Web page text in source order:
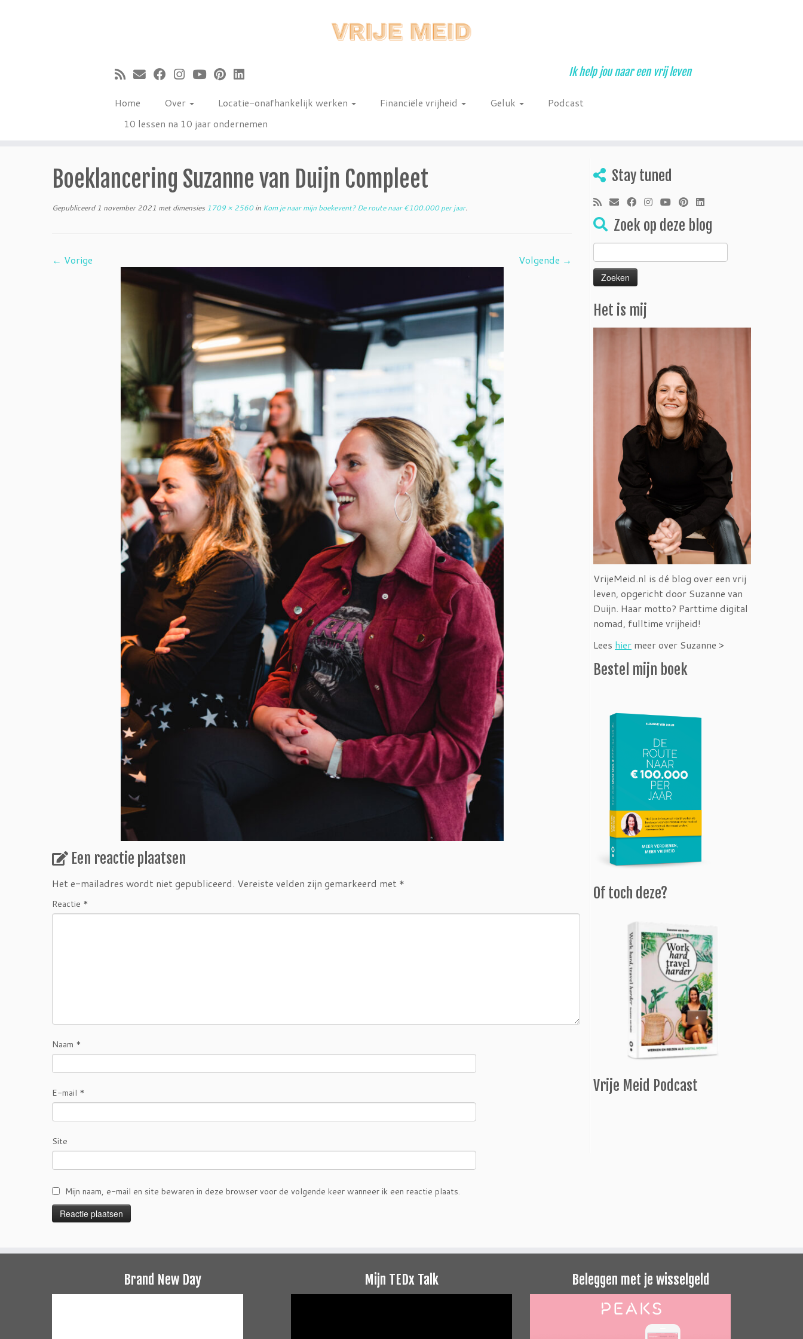
Ik help jou naar een vrij leven
Home Over Locatie-onafhankelijk werken Financiële vrijheid Geluk
Podcast
10 lessen na 10 jaar ondernemen
Boeklancering Suzanne van Duijn Compleet
Gepubliceerd 1 november 2021 met dimensies 1709 × 2560in Kom je naar mijn boekevent? De route naar €100.000 per jaar.
← Vorige Volgende →
Een reactie plaatsen
Het e-mailadres wordt niet gepubliceerd. Vereiste velden zijn gemarkeerd met *
Reactie *
Naam *
E-mail *
Site
Mijn naam, e-mail en site bewaren in deze browser voor de volgende keer wanneer ik een reactie plaats.
Stay tuned
Zoek op deze blog
Zoeken
naar:
Het is mij
VrijeMeid.nl is dé blog over een vrij
leven, opgericht door Suzanne van
Duijn. Haar motto? Parttime digital
nomad, fulltime vrijheid!
Lees hier meer over Suzanne >
Bestel mijn boek
Of toch deze?
Vrije Meid Podcast
Brand New Day Mijn TEDx Talk Beleggen met je wisselgeld